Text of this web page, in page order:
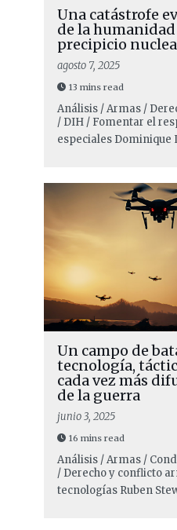
Una catástrofe
de la
precipicio
agosto 7, 2025
13 mins read
Análisis / Armas /
/ DIH / Fomentar el
especiales Dominique
Un campo de
tecnología,
cada vez más
de la guerra
junio 3, 2025
16 mins read
Análisis / Armas /
/ Derecho y conflicto
tecnologías Ruben